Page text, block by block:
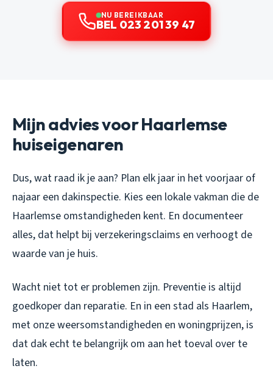
NU BEREIKBAAR
BEL 023 201 39 47
Mijn advies voor Haarlemse
huiseigenaren
Dus, wat raad ik je aan? Plan elk jaar in het voorjaar of
najaar een dakinspectie. Kies een lokale vakman die de
Haarlemse omstandigheden kent. En documenteer
alles, dat helpt bij verzekeringsclaims en verhoogt de
waarde van je huis.
Wacht niet tot er problemen zijn. Preventie is altijd
goedkoper dan reparatie. En in een stad als Haarlem,
met onze weersomstandigheden en woningprijzen, is
dat dak echt te belangrijk om aan het toeval over te
laten.